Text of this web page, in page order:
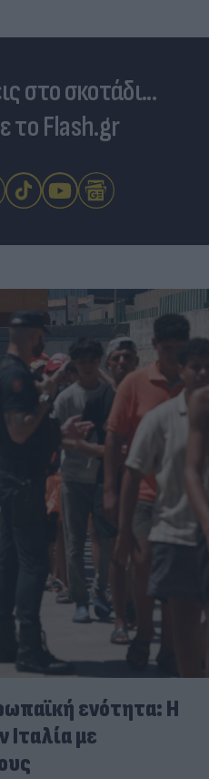
στο σκοτάδι...
το Flash.gr
ενότητα: Η
Ιταλία με